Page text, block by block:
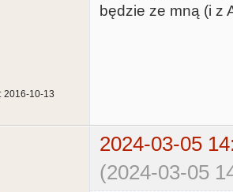
2016-10-13
będzie ze mną (i z
2024-03-05
(2024-03-05